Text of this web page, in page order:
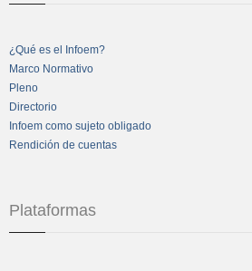
¿Qué es el Infoem?
Marco Normativo
Pleno
Directorio
Infoem como sujeto obligado
Rendición de cuentas
Plataformas